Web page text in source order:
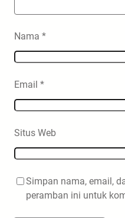
Nama *
Email *
Situs Web
Simpan nama, email,
peramban ini untuk